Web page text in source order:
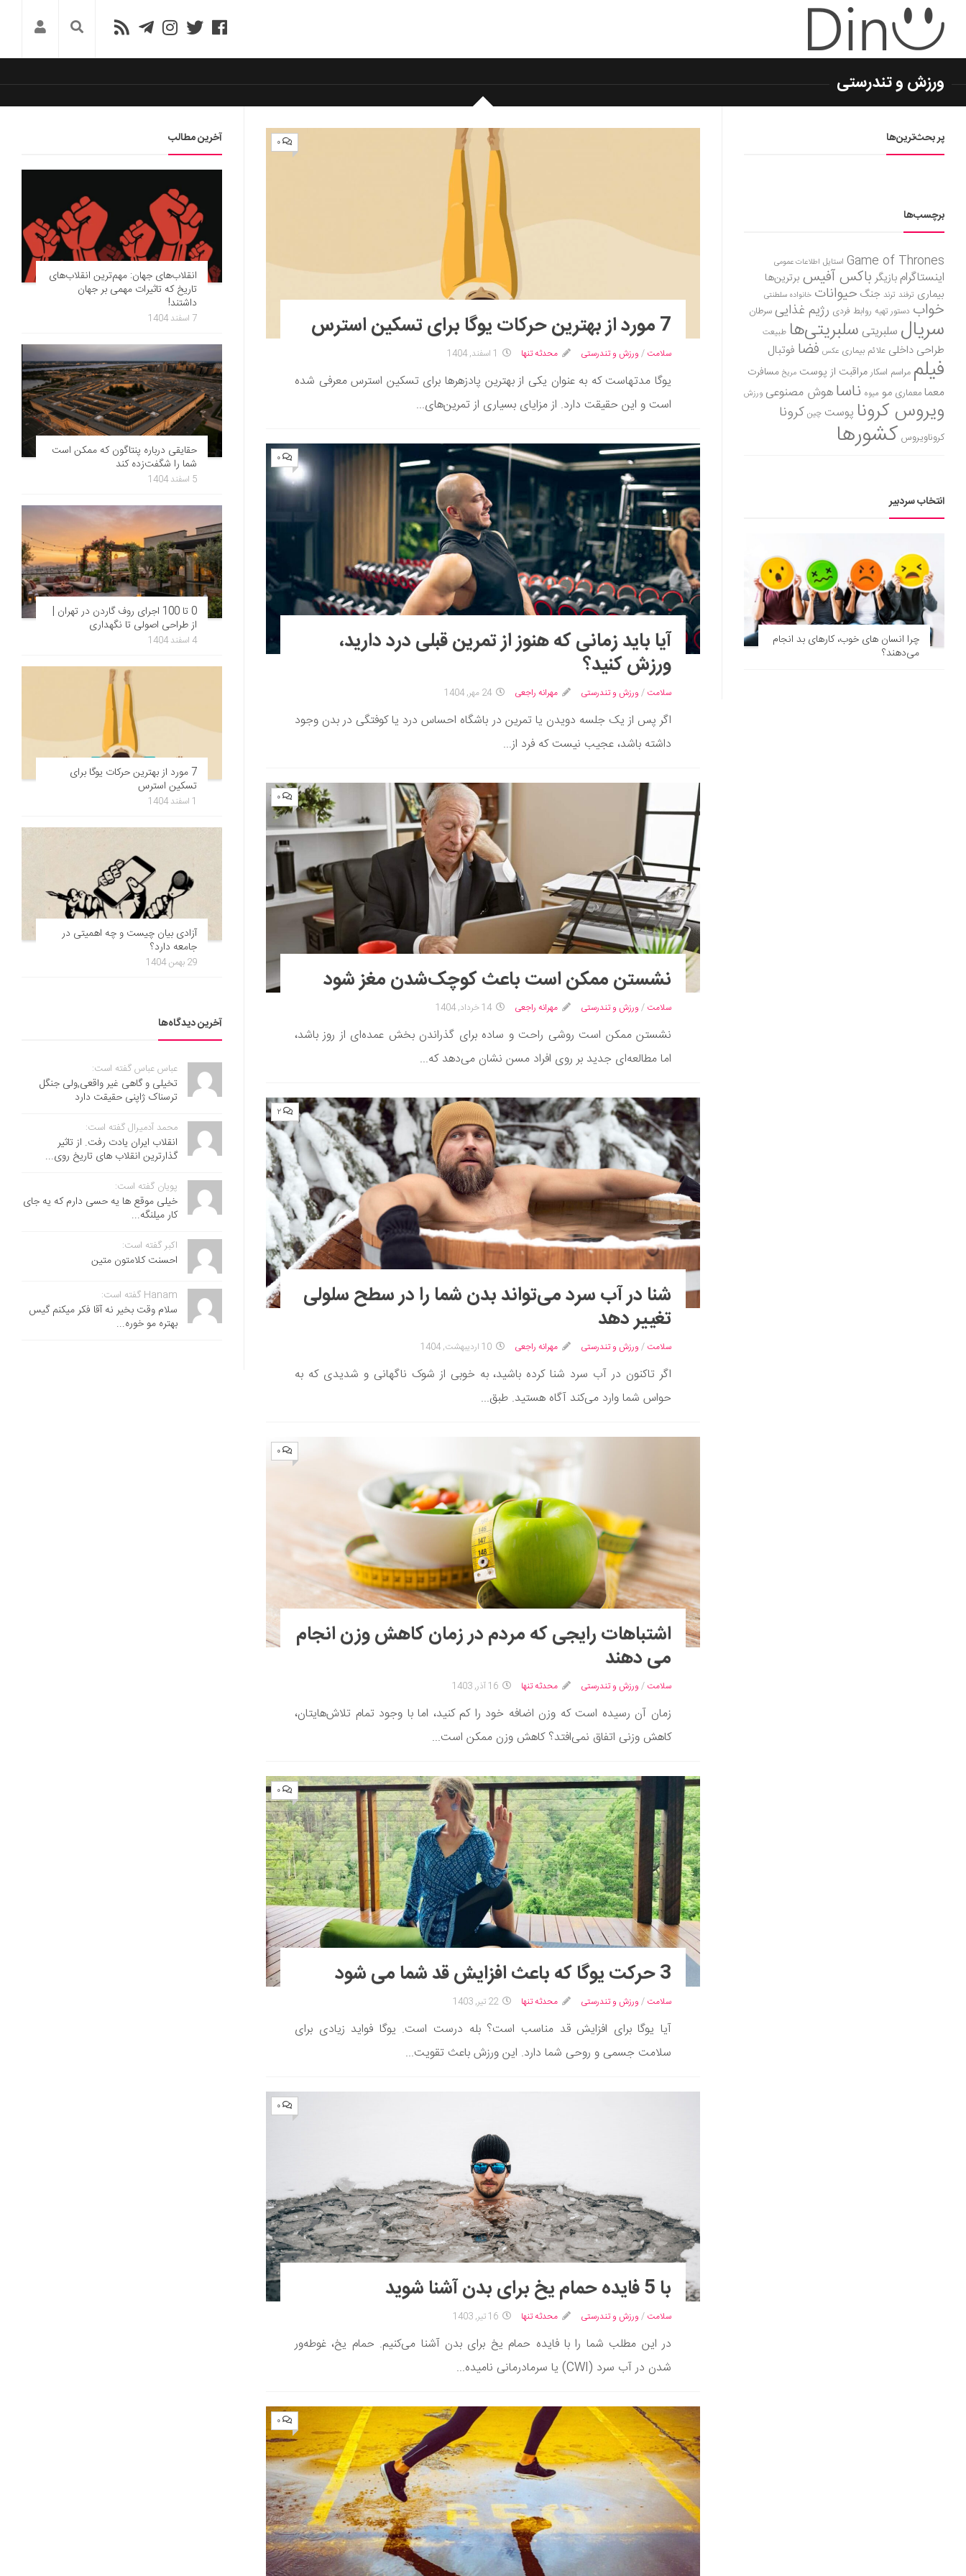
ورزش و تندرستی
۰
7 مورد از بهترین حرکات یوگا برای تسکین استرس
سلامت / ورزش و تندرستی محدثه تنها 1 اسفند, 1404
یوگا مدتهاست که به عنوان یکی از بهترین پادزهرها برای تسکین استرس معرفی شده
است و این حقیقت دارد. از مزایای بسیاری از تمرین‌های...
۰
آیا باید زمانی که هنوز از تمرین قبلی‌ درد دارید،
ورزش کنید؟
سلامت / ورزش و تندرستی مهرانه راجعی 24 مهر, 1404
اگر پس از یک جلسه دویدن یا تمرین در باشگاه احساس درد یا کوفتگی در بدن وجود
داشته باشد، عجیب نیست که فرد از...
۰
نشستن ممکن است باعث کوچک‌شدن مغز شود
سلامت / ورزش و تندرستی مهرانه راجعی 14 خرداد, 1404
نشستن ممکن است روشی راحت و ساده برای گذراندن بخش عمده‌ای از روز باشد،
اما مطالعه‌ای جدید بر روی افراد مسن نشان می‌دهد که...
۲
شنا در آب سرد می‌تواند بدن شما را در سطح سلولی
تغییر دهد
سلامت / ورزش و تندرستی مهرانه راجعی 10 اردیبهشت, 1404
اگر تاکنون در آب سرد شنا کرده باشید، به خوبی از شوک ناگهانی و شدیدی که به
حواس شما وارد می‌کند آگاه هستید. طبق...
۰
اشتباهات رایجی که مردم در زمان کاهش وزن انجام
می دهند
سلامت / ورزش و تندرستی محدثه تنها 16 آذر, 1403
زمان آن رسیده است که وزن اضافه خود را کم کنید، اما با وجود تمام تلاش‌هایتان،
کاهش وزنی اتفاق نمی‌افتد؟ کاهش وزن ممکن است...
۰
3 حرکت یوگا که باعث افزایش قد شما می‌ شود
سلامت / ورزش و تندرستی محدثه تنها 22 تیر, 1403
آیا یوگا برای افزایش قد مناسب است؟ بله درست است. یوگا فواید زیادی برای
سلامت جسمی و روحی شما دارد. این ورزش باعث تقویت...
۰
با 5 فایده حمام یخ برای بدن آشنا شوید
سلامت / ورزش و تندرستی محدثه تنها 16 تیر, 1403
در این مطلب شما را با فایده حمام یخ برای بدن آشنا می‌کنیم. حمام یخ، غوطه‌ور
شدن در آب سرد (CWI) یا سرمادرمانی نامیده...
۰
پر بحث‌ترین‌ها
برچسب‌ها
Game of Thrones استایل اطلاعات عمومی
اینستاگرام بازیگر باکس آفیس برترین‌ها
بیماری ترفند ترند جنگ حیوانات خانواده سلطنتی
خواب دستور تهیه روابط فردی رژیم غذاییسرطان
سریال سلبریتی سلبریتی‌ها طبیعت
طراحی داخلی علائم بیماری عکس فضا فوتبال
فیلم مراسم اسکارمراقبت از پوست مریخ مسافرت
معمامعماری مو میوه ناساهوش مصنوعی ورزش
ویروس کرونا پوست چین کرونا
کروناویروس کشورها
انتخاب سردبیر
چرا انسان‌ های خوب، کارهای بد انجام
می‌دهند؟
آخرین مطالب
انقلاب‌های جهان: مهم‌ترین انقلاب‌های
تاریخ که تاثیرات مهمی بر جهان
داشتند!
7 اسفند 1404
حقایقی درباره پنتاگون که ممکن است
شما را شگفت‌زده کند
5 اسفند 1404
0 تا 100 اجرای روف گاردن در تهران |
از طراحی اصولی تا نگهداری
4 اسفند 1404
7 مورد از بهترین حرکات یوگا برای
تسکین استرس
1 اسفند 1404
آزادی بیان چیست و چه اهمیتی در
جامعه دارد؟
29 بهمن 1404
آخرین دیدگاه‌ها
عباس عباس گفته است:
تخیلی و گاهی غیر واقعی,ولی جنگل
ترسناک ژاپنی حقیقت دارد
محمد آدمیرال گفته است:
انقلاب ایران یادت رفت. از تاثیر
گذارترین انقلاب های تاریخ روی...
پویان گفته است:
خیلی موقع ها یه حسی دارم که یه جای
کار میلنگه...
اکبر گفته است:
احسنت ‌کلامتون متین
Hanam گفته است:
سلام وقت بخیر نه آقا فکر میکنم گیس
بهتره مو خوره...